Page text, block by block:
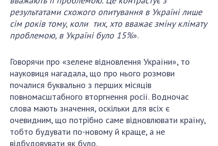
Охорона прав інтелектуальної власності та
трансфер технологій в наукових установах
Наукові об'єкти, що становлять національне
Центри колективного користування
науковими приладами НАН України
Оцінювання ефективності діяльності
наукових установ
Конкурси наукових досліджень НАН України
Відкрита наука в НАН України
Підготовка наукових кадрів
результатами схожого опитування в Україні лише
сім років тому, коли тих, хто вважає зміну клімату
проблемою, в Україні було 15%».
Говорячи про «зелене відновлення України», то
науковиця нагадала, що про нього розмови
почалися буквально з перших місяців
повномасштабного вторгнення росії. Водночас
слова мають значення, оскільки для всіх є
очевидним, що потрібно саме відновлювати країну,
тобто будувати по-новому й краще, а не
відбудовувати як було.